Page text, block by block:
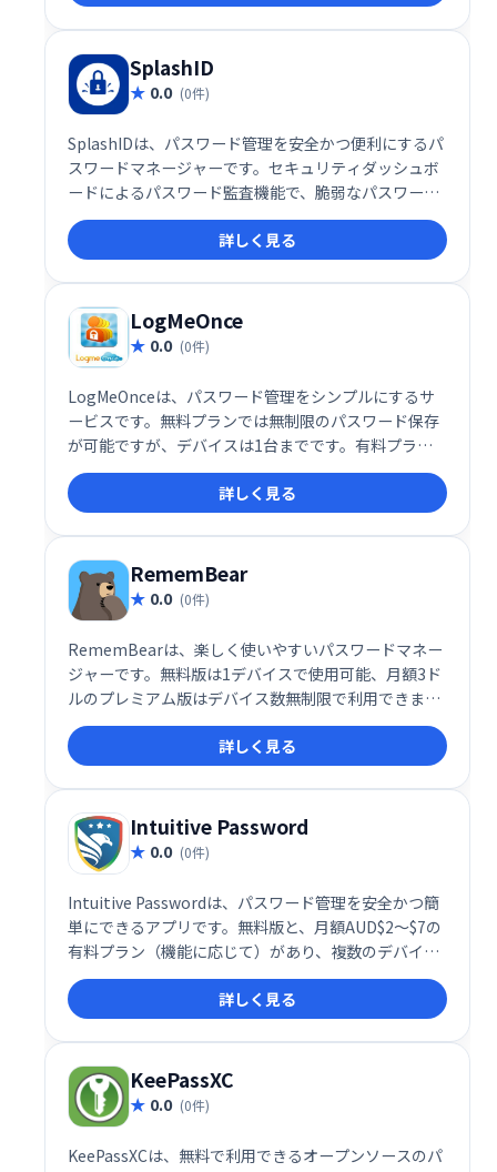
SplashID
0.0 (0件)
SplashIDは、パスワード管理を安全かつ便利にするパ
スワードマネージャーです。セキュリティダッシュボ
ードによるパスワード監査機能で、脆弱なパスワード
などを検知し、安全性を高めます。無料版は1デバイ
ス利用可能、月額1.99ドルのプレミアム版は無制限デ
バイスで利用可能です。どちらもパスワード保存容量
は無制限です。
詳しく見る
LogMeOnce
0.0 (0件)
LogMeOnceは、パスワード管理をシンプルにするサ
ービスです。無料プランでは無制限のパスワード保存
が可能ですが、デバイスは1台までです。有料プラン
（月額$2.50～$4.99）なら、複数のデバイスで利用で
き、暗号化ストレージ容量も増加します。Proと
Ultimateプランは機能がほぼ同じですが、Ultimate
プランは10GBの暗号化ストレージを提供します。
詳しく見る
RememBear
0.0 (0件)
RememBearは、楽しく使いやすいパスワードマネー
ジャーです。無料版は1デバイスで使用可能、月額3ド
ルのプレミアム版はデバイス数無制限で利用できま
す。キュートなアニメーションと、複数のデバイス間
での自動フォーム入力・同期機能で、安全で快適なパ
スワード管理を実現します。
詳しく見る
Intuitive Password
0.0 (0件)
Intuitive Passwordは、パスワード管理を安全かつ簡
単にできるアプリです。無料版と、月額AUD$2～$7の
有料プラン（機能に応じて）があり、複数のデバイス
での同期や無制限のパスワード保存などが可能です。
AES-256暗号化や安全なパスワードジェネレーター、
生体認証に対応し、強力なセキュリティであなたのデ
ータを保護します。無料版でも基本機能は利用できま
す。
詳しく見る
KeePassXC
0.0 (0件)
KeePassXCは、無料で利用できるオープンソースのパ